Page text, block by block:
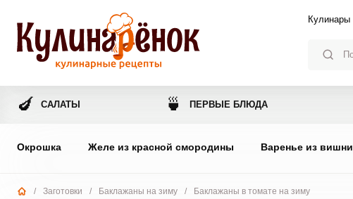
Кулинары
🍆 САЛАТЫ 🍵 ПЕРВЫЕ БЛЮДА
Окрошка Желе из красной смородины Варенье из вишни
/ Заготовки / Баклажаны на зиму / Баклажаны в томате на зиму